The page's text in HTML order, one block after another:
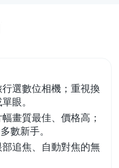
選數位相機；重視換
眼。
畫質最佳、價格高；
數新手。
追焦、自動對焦的無